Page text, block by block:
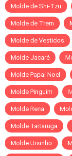
Molde de Shi-Tzu
Molde de Trem
Molde de Vestidos
Molde Jacaré
Molde Papai Noel
Molde Pinguim
Molde Rena
Molde Tartaruga
Molde Ursinho